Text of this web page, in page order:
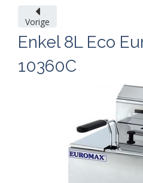
Vorige
Enkel 8L Eco
10360C